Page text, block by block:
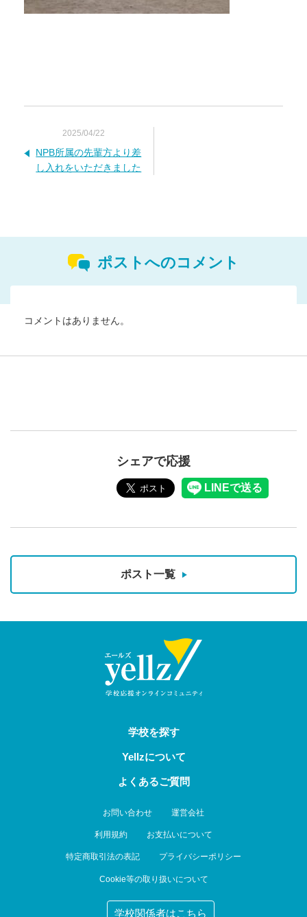
2025/04/22
NPB所属の先輩方より差
し入れをいただきました
ポストへのコメント
コメントはありません。
シェアで応援
ポスト一覧
学校を探す
Yellzについて
よくあるご質問
お問い合わせ 運営会社
利用規約 お支払いについて
特定商取引法の表記 プライバシーポリシー
Cookie等の取り扱いについて
学校関係者はこちら